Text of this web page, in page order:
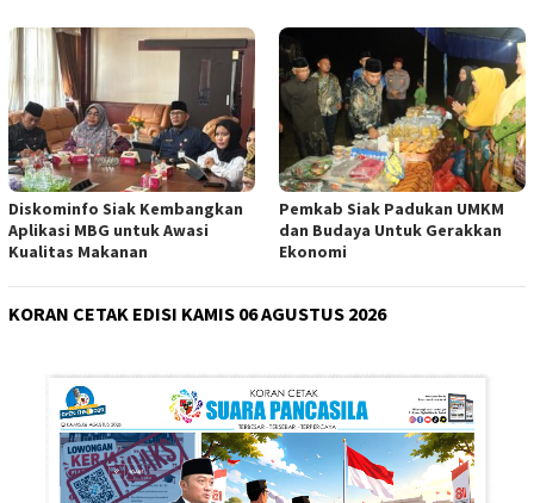
Diskominfo Siak Kembangkan
Aplikasi MBG untuk Awasi
Kualitas Makanan
Pemkab Siak Padukan UMKM
dan Budaya Untuk Gerakkan
Ekonomi
KORAN CETAK EDISI KAMIS 06 AGUSTUS 2026